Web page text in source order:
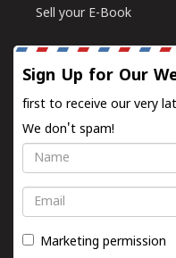
Sell your E-Book
Sign Up for Our
first to receive our very
We don't spam!
Name
Email
Marketing permission